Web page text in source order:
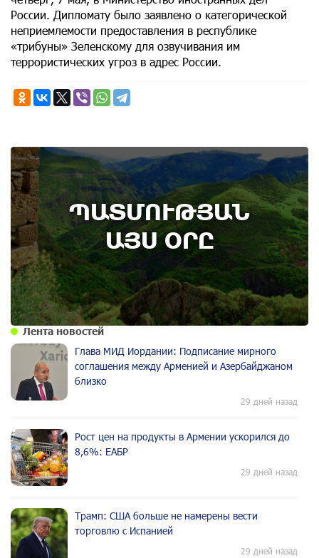
России. Дипломату было заявлено о категорической
неприемлемости предоставления в республике
«трибуны» Зеленскому для озвучивания им
террористических угроз в адрес России.
ՊԱՏՄՈՒԹՅԱՆ
ԱՅՍ ՕՐԸ
6th of August
Административный суд удовлетворил иск ААЦ
по делу монастыря Ованаванк
Лента новостей
Глава МИД Иордании: Подписание мирного
соглашения между Арменией и Азербайджаном
близко
29 дней назад
Рост цен на продукты в Армении ускорился до
8,6%: ЕАБР
29 дней назад
Трамп: США больше не намерены вести
торговлю с Испанией
29 дней назад